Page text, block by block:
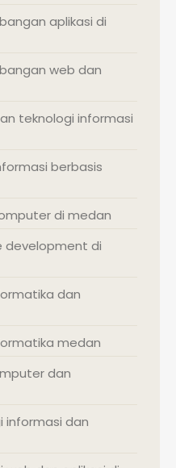
aplikasi di
web dan
teknologi informasi
berbasis
di medan
development di
dan
medan
dan
informasi dan